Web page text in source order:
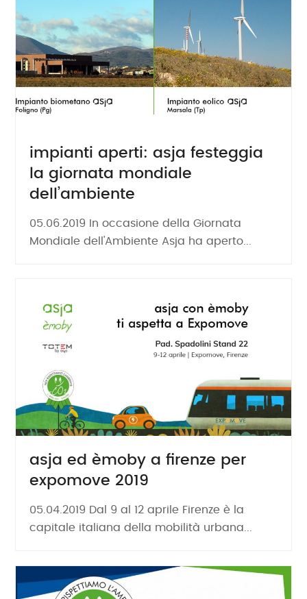
impianti aperti: asja festeggia
la giornata mondiale
dell’ambiente
05.06.2019 In occasione della Giornata
Mondiale dell'Ambiente Asja ha aperto...
asja ed èmoby a firenze per
expomove 2019
05.04.2019 Dal 9 al 12 aprile Firenze è la
capitale italiana della mobilità urbana...